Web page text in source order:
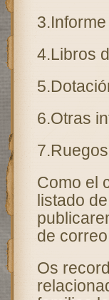
4.Libros
6.Otras
Como el
listado
de
Os